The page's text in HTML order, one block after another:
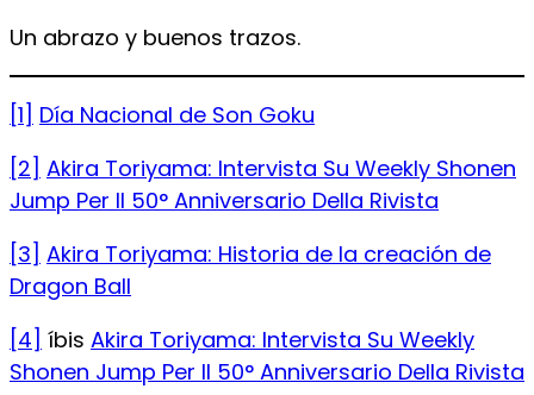
Un abrazo y buenos trazos.
[1] Día Nacional de Son Goku
[2] Akira Toriyama: Intervista Su Weekly Shonen
Jump Per Il 50° Anniversario Della Rivista
[3] Akira Toriyama: Historia de la creación de
Dragon Ball
[4] íbis Akira Toriyama: Intervista Su Weekly
Shonen Jump Per Il 50° Anniversario Della Rivista